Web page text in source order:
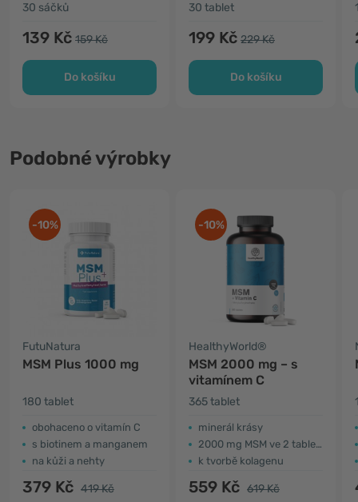
30 sáčků
139 Kč 159 Kč
Do košíku
30 tablet
199 Kč 229 Kč
Do košíku
Podobné výrobky
-10%
FutuNatura
MSM Plus 1000 mg
180 tablet
obohaceno o vitamín C
s biotinem a manganem
na kůži a nehty
379 Kč 419 Kč
-10%
HealthyWorld®
MSM 2000 mg – s
vitamínem C
365 tablet
minerál krásy
2000 mg MSM ve 2 tabletách
k tvorbě kolagenu
559 Kč 619 Kč